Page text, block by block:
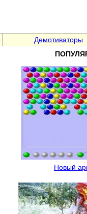
Демотиваторы
Новый